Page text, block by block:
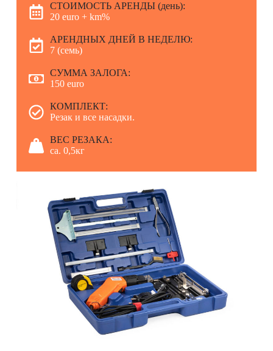
СТОИМОСТЬ АРЕНДЫ (день):
20 euro + km%
АРЕНДНЫХ ДНЕЙ В НЕДЕЛЮ:
7 (семь)
СУММА ЗАЛОГА:
150 euro
КОМПЛЕКТ:
Резак и все насадки.
ВЕС РЕЗАКА:
ca. 0,5кг